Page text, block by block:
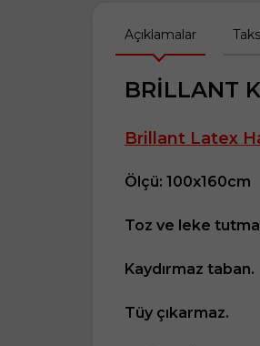
Açıklamalar
BRİLLANT
Brillant Latex
Ölçü: 100x160cm
Toz ve leke
Kaydırmaz taban.
Tüy çıkarmaz.